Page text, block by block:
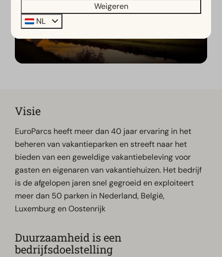
Ontdek jouw vakantie
Visie
EuroParcs heeft meer dan 40 jaar ervaring in het
beheren van vakantieparken en streeft naar het
bieden van een geweldige vakantiebeleving voor
gasten en eigenaren van vakantiehuizen. Het bedrijf
is de afgelopen jaren snel gegroeid en exploiteert
meer dan 50 parken in Nederland, België,
Luxemburg en Oostenrijk
Duurzaamheid is een
bedrijfsdoelstelling
Weigeren
NL